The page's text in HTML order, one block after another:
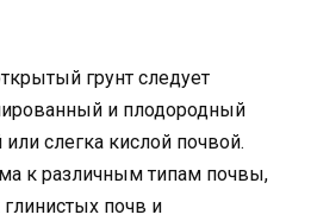
грунт следует
и плодородный
или слегка кислой почвой.
к различным типам почвы,
почв и